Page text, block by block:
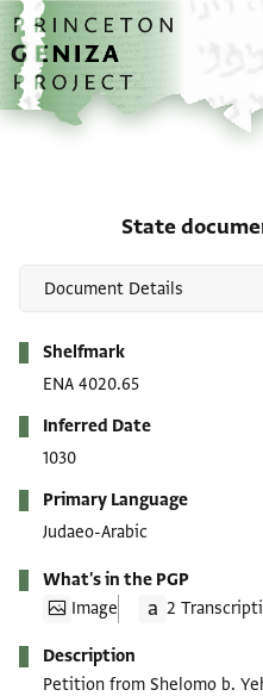
Skip to main content
home
State
Shelfmark
ENA 4020.65
Inferred Date
1030
Primary Language
Judaeo-Arabic
What's in the PGP
Image
2
Description
Petition from Shelomo b.